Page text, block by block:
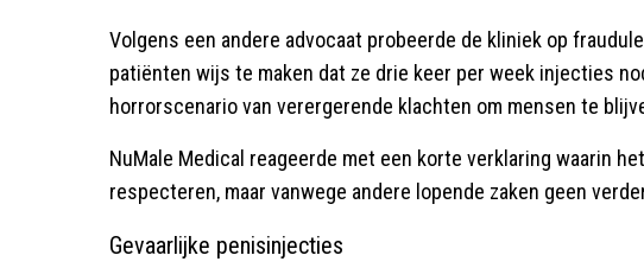
Volgens een andere advocaat probeerde de kliniek op
patiënten wijs te maken dat ze drie keer per week injecties
horrorscenario van verergerende klachten om mensen te
NuMale Medical reageerde met een korte verklaring waarin
respecteren, maar vanwege andere lopende zaken geen
Gevaarlijke penisinjecties